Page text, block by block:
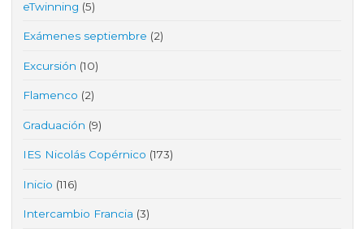
eTwinning (5)
Exámenes septiembre (2)
Excursión (10)
Flamenco (2)
Graduación (9)
IES Nicolás Copérnico (173)
Inicio (116)
Intercambio Francia (3)